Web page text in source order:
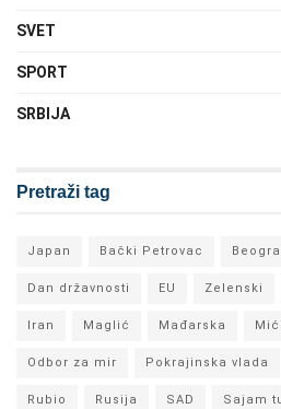
SVET
SPORT
SRBIJA
Pretraži tag
Japan Bački Petrovac
Dan državnosti EU Zelenski
Iran Maglić Mađarska
Odbor za mir Pokrajinska vlada
Rubio Rusija SAD Sajam